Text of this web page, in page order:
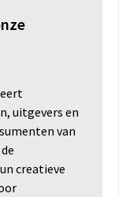
uitgevers en
van
creatieve